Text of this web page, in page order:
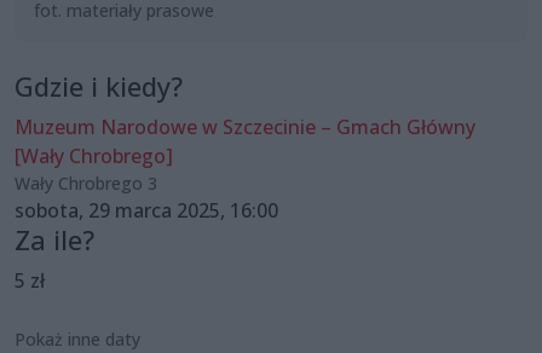
fot. materiały prasowe
Gdzie i kiedy?
Muzeum Narodowe w Szczecinie – Gmach Główny
[Wały Chrobrego]
Wały Chrobrego 3
sobota, 29 marca 2025, 16:00
Za ile?
5 zł
Pokaż inne daty